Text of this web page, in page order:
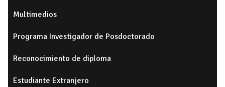
Multimedios
Programa Investigador de Posdoctorado
Reconocimiento de diploma
Estudiante Extranjero